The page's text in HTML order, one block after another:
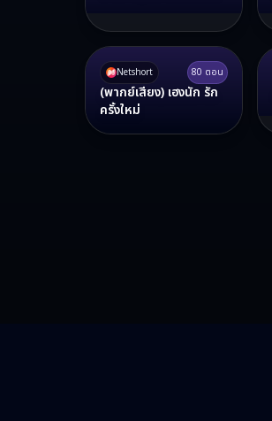
Netshort 80 ตอน
(พากย์เสียง) เฮงนัก รัก
ครั้งใหม่